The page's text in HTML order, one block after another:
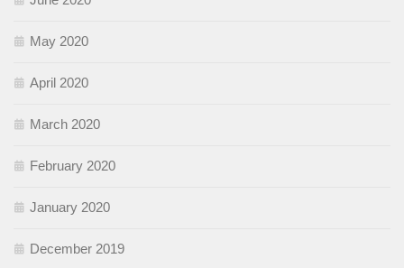
May 2020
April 2020
March 2020
February 2020
January 2020
December 2019